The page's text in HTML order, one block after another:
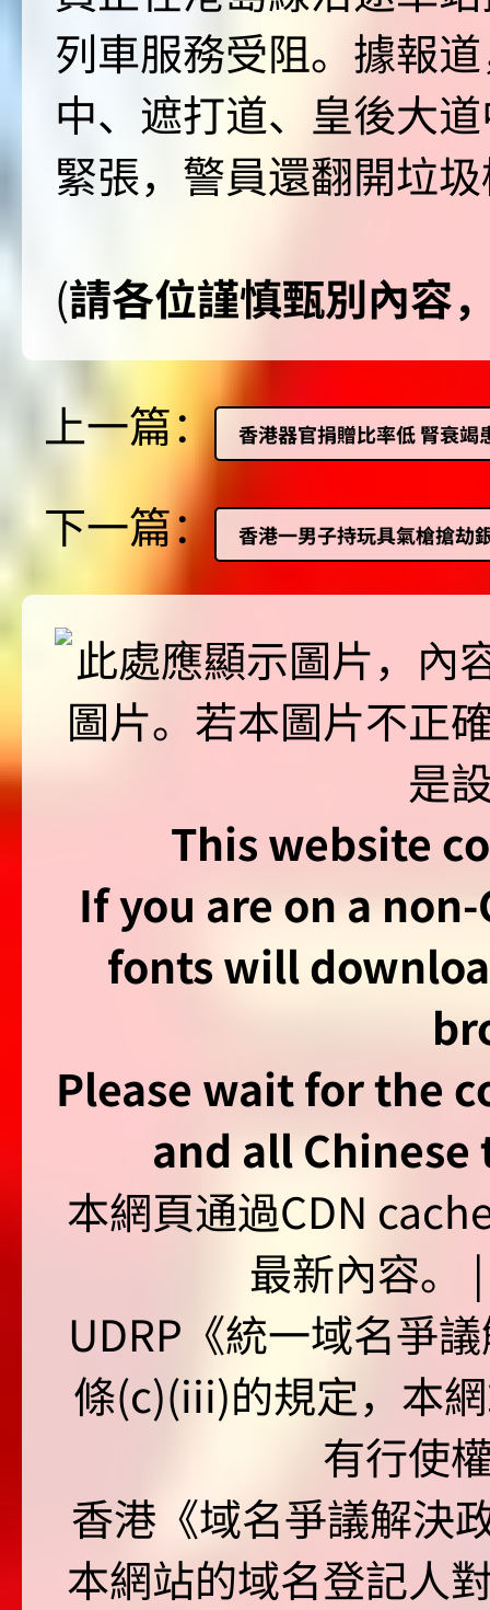
列車服務受阻。據報
中、遮打道、皇後大
緊張，警員還翻開垃
(請各位謹慎甄別內容
上一篇： 香港器官捐贈比率低 腎衰竭
下一篇： 香港一男子持玩具氣槍搶劫
This website
If you are on a
fonts will
Please wait for the
and all
本網頁通過CDN
最新內容。
UDRP《統一域名爭
條(c)(iii)的規定，本
有行使
香港《域名爭議解決
本網站的域名登記人